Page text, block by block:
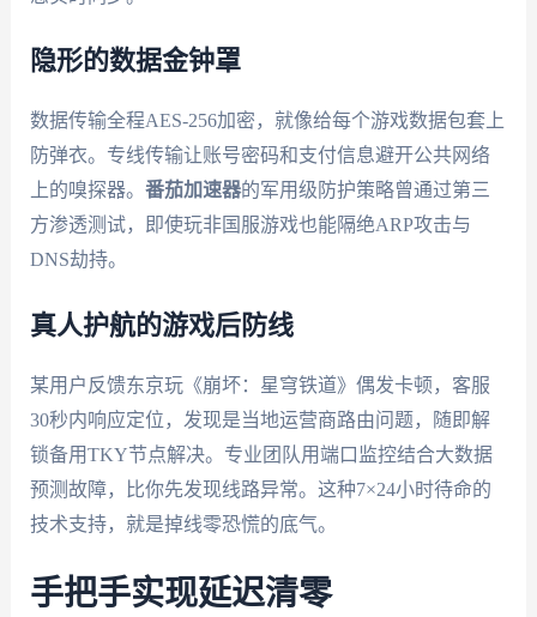
隐形的数据金钟罩
数据传输全程AES-256加密，就像给每个游戏数据包套上
防弹衣。专线传输让账号密码和支付信息避开公共网络
上的嗅探器。 番茄加速器的军用级防护策略曾通过第三
方渗透测试，即使玩非国服游戏也能隔绝ARP攻击与
DNS劫持。
真人护航的游戏后防线
某用户反馈东京玩《崩坏：星穹铁道》偶发卡顿，客服
30秒内响应定位，发现是当地运营商路由问题，随即解
锁备用TKY节点解决。专业团队用端口监控结合大数据
预测故障，比你先发现线路异常。这种7×24小时待命的
技术支持，就是掉线零恐慌的底气。
手把手实现延迟清零